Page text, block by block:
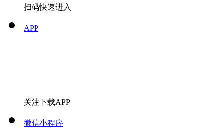
扫码快速进入
APP
关注下载APP
微信小程序